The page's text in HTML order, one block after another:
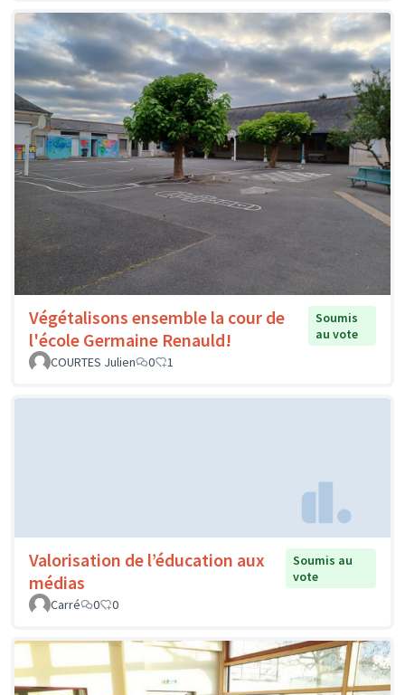
Végétalisons ensemble la cour de
l'école Germaine Renauld!
Soumis
au vote
COURTES Julien
0 1
Valorisation de l’éducation aux
médias
Soumis au
vote
Carré
0 0